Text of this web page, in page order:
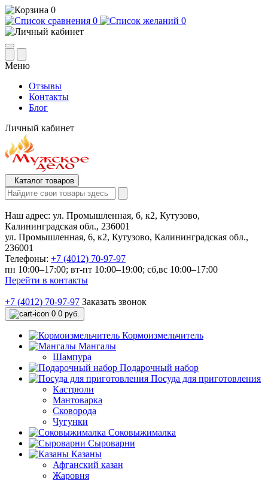
0
0
0
Меню
Отзывы
Контакты
Блог
Личный кабинет
Каталог товаров
Наш адрес: ул. Промышленная, 6, к2, Кутузово,
Калининградская обл., 236001
ул. Промышленная, 6, к2, Кутузово, Калининградская обл.,
236001
Телефоны: +7 (4012) 70-97-97
пн 10:00–17:00; вт-пт 10:00–19:00; сб,вс 10:00–17:00
Перейти в контакты
+7 (4012) 70-97-97 Заказать звонок
0 0 руб.
Кормоизмельчитель
Мангалы
Шампура
Подарочный набор
Посуда для приготовления
Кастрюли
Мантоварка
Сковорода
Чугунки
Соковыжималка
Сыроварни
Казаны
Афганский казан
Жаровня